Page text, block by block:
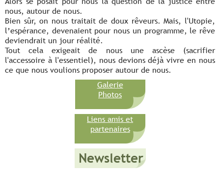
nous, autour de nous.
Bien sûr, on nous traitait de doux rêveurs. Mais, l'Utopie,
l’espérance, devenaient pour nous un programme, le rêve
deviendrait un jour réalité.
Tout cela exigeait de nous une ascèse (sacrifier
l'accessoire à l'essentiel), nous devions déjà vivre en nous
ce que nous voulions proposer autour de nous.
Galerie
Photos
Liens amis et
partenaires
Newsletter